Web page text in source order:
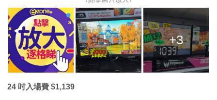
+3
24 吋入場費 $1,139